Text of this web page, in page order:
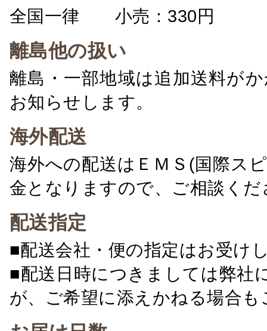
全国一律 小売：330円 卸
離島他の扱い
離島・一部地域は追加送料が
お知らせします。
海外配送
海外への配送はＥＭＳ(国際ス
金となりますので、ご相談くだ
配送指定
■配送会社・便の指定はお受け
■配送日時につきましては弊社
が、ご希望に添えかねる場合